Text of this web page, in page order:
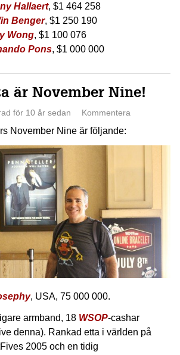
Hallaert, $1 464 258
Benger, $1 250 190
Wong, $1 100 076
Pons, $1 000 000
är November Nine!
för 10 år sedan Kommentera
November Nine är följande:
, USA, 75 000 000.
armband, 18 WSOP-cashar
denna). Rankad etta i världen på
2005 och en tidig